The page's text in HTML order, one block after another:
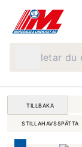
TILLBAKA
STILLAHAVSSPÄTTA